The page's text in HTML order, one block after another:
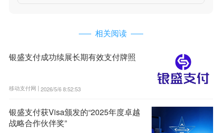
相关阅读
银盛支付成功续展长期有效支付牌照
移动支付网 | 2026/5/6 8:52:53
银盛支付获Visa颁发的“2025年度卓越
战略合作伙伴奖”